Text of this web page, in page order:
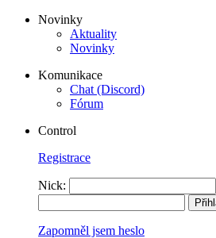
Novinky
Aktuality
Novinky
Komunikace
Chat (Discord)
Fórum
Control
Registrace
Nick:
Zapomněl jsem heslo